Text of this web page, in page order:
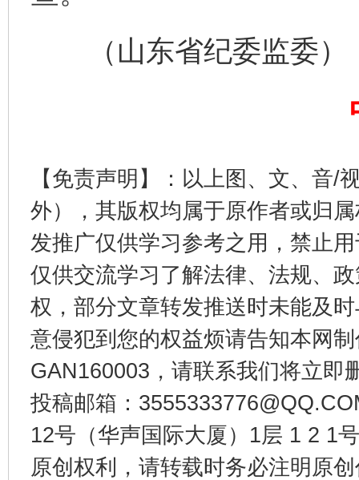
（山东省纪委监委）
【免责声明】：以上图、文、音/
外），其版权均属于原作者或归
发推广仅供学习参考之用，禁止
仅供交流学习了解法律、法规、
权，部分文章转发推送时未能及
意侵犯到您的权益烦请告知本网
GAN160003，请联系我们将立即
投稿邮箱：
12号（华声国际大厦）1层 1 2 1
原创权利，请转载时务必注明原
东山县通报“牛蛙产品抗生素超标问题” 法